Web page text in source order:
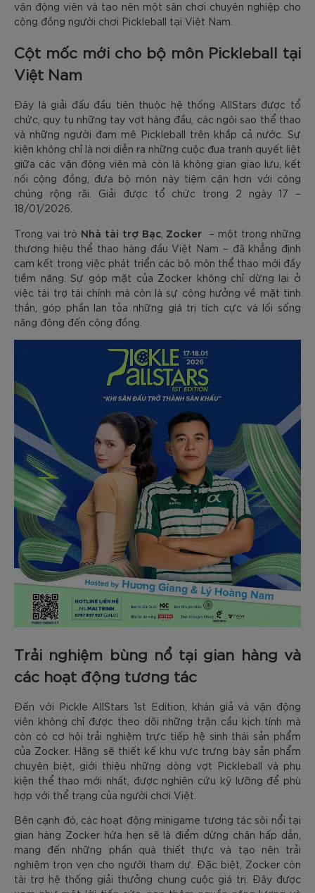
vận động viên và tạo nên một sân chơi chuyên nghiệp cho
cộng đồng người chơi Pickleball tại Việt Nam.
Cột mốc mới cho bộ môn Pickleball tại
Việt Nam
Đây là giải đấu đầu tiên thuộc hệ thống AllStars được tổ
chức, quy tụ những tay vợt hàng đầu, các ngôi sao thể thao
và những người đam mê Pickleball trên khắp cả nước. Sự
kiện không chỉ là nơi diễn ra những cuộc đua tranh quyết liệt
giữa các vận động viên mà còn là không gian giao lưu, kết
nối cộng đồng, đưa bộ môn này tiệm cận hơn với công
chúng rộng rãi. Giải được tổ chức trong 2 ngày 17 –
18/01/2026.
Trong vai trò Nhà tài trợ Bạc, Zocker – một trong những
thương hiệu thể thao hàng đầu Việt Nam – đã khẳng định
cam kết trong việc phát triển các bộ môn thể thao mới đầy
tiềm năng. Sự góp mặt của Zocker không chỉ dừng lại ở
việc tài trợ tài chính mà còn là sự cộng hưởng về mặt tinh
thần, góp phần lan tỏa những giá trị tích cực và lối sống
năng động đến cộng đồng.
Trải nghiệm bùng nổ tại gian hàng và
các hoạt động tương tác
Đến với Pickle AllStars 1st Edition, khán giả và vận động
viên không chỉ được theo dõi những trận cầu kịch tính mà
còn có cơ hội trải nghiệm trực tiếp hệ sinh thái sản phẩm
của Zocker. Hãng sẽ thiết kế khu vực trưng bày sản phẩm
chuyên biệt, giới thiệu những dòng vợt Pickleball và phụ
kiện thể thao mới nhất, được nghiên cứu kỹ lưỡng để phù
hợp với thể trạng của người chơi Việt.
Bên cạnh đó, các hoạt động minigame tương tác sôi nổi tại
gian hàng Zocker hứa hẹn sẽ là điểm dừng chân hấp dẫn,
mang đến những phần quà thiết thực và tạo nên trải
nghiệm trọn vẹn cho người tham dự. Đặc biệt, Zocker còn
tài trợ hệ thống giải thưởng chung cuộc giá trị. Đây được